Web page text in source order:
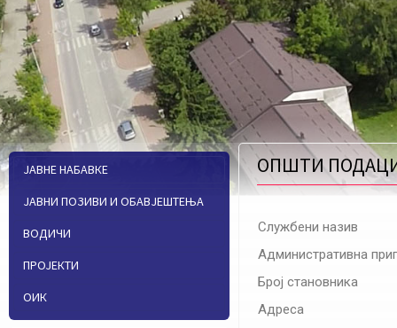
ЈАВНЕ НАБАВКЕ
ЈАВНИ ПОЗИВИ И ОБАВЈЕШТЕЊА
ВОДИЧИ
ПРОЈЕКТИ
ОИК
ОПШТИ
Службени назив
Административна
Број становника
Адреса